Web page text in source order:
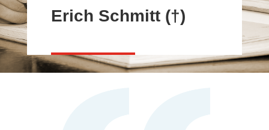
Erich Schmitt (†)